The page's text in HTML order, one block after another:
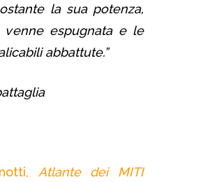
la sua potenza,
venne espugnata e le
abbattute.”
Atlante dei MITI